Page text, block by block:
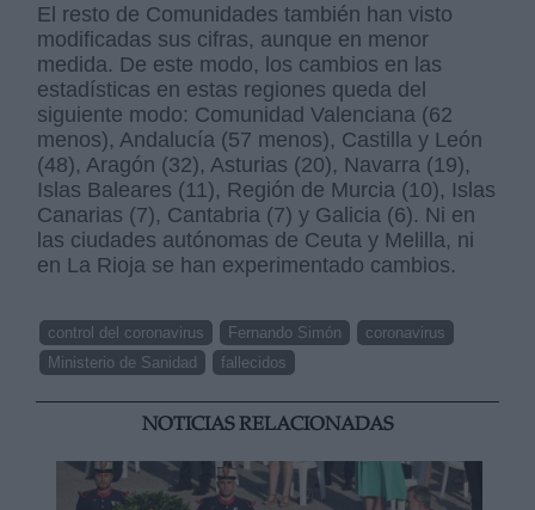
El resto de Comunidades también han visto
modificadas sus cifras, aunque en menor
medida. De este modo, los cambios en las
estadísticas en estas regiones queda del
siguiente modo: Comunidad Valenciana (62
menos), Andalucía (57 menos), Castilla y León
(48), Aragón (32), Asturias (20), Navarra (19),
Islas Baleares (11), Región de Murcia (10), Islas
Canarias (7), Cantabria (7) y Galicia (6). Ni en
las ciudades autónomas de Ceuta y Melilla, ni
en La Rioja se han experimentado cambios.
control del coronavirus Fernando Simón
coronavirus
Ministerio de Sanidad
fallecidos
NOTICIAS RELACIONADAS